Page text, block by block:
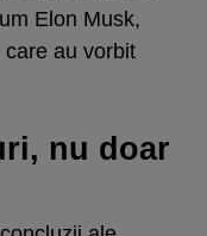
Elon Musk,
au vorbit
nu doar